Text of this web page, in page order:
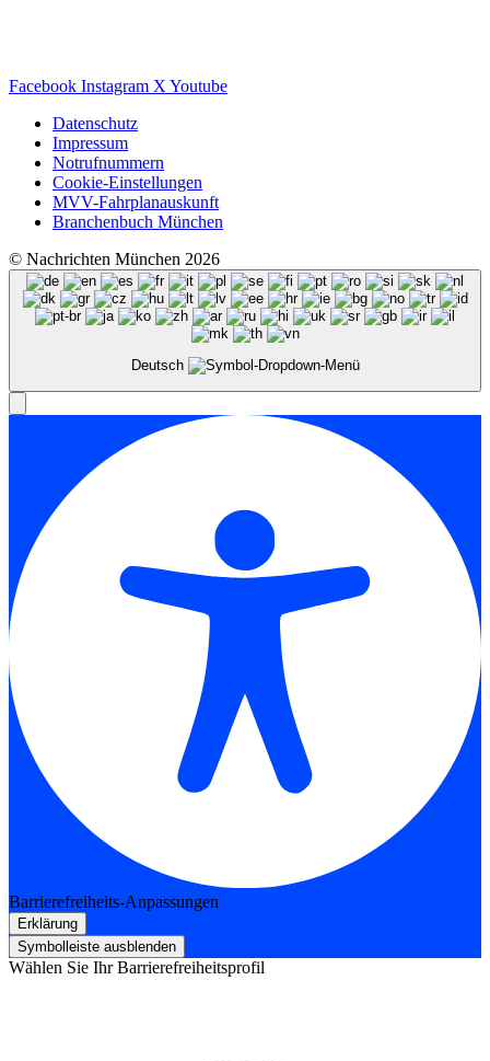
Facebook Instagram X Youtube
Datenschutz
Impressum
Notrufnummern
Cookie-Einstellungen
MVV-Fahrplanauskunft
Branchenbuch München
© Nachrichten München 2026
Deutsch
Barrierefreiheits-Anpassungen
Erklärung
Symbolleiste ausblenden
Wählen Sie Ihr Barrierefreiheitsprofil